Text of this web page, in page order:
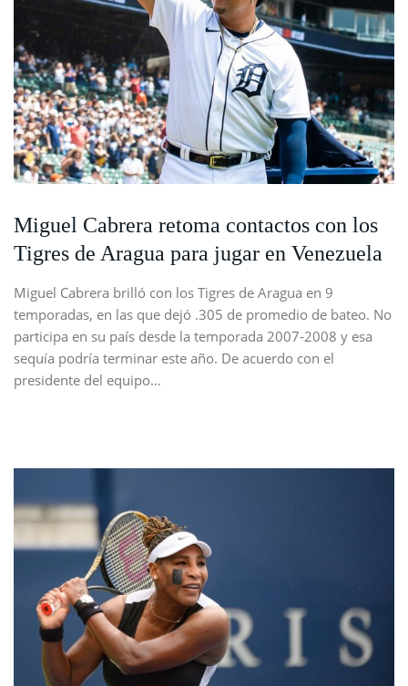
Miguel Cabrera retoma contactos con los
Tigres de Aragua para jugar en Venezuela
Miguel Cabrera brilló con los Tigres de Aragua en 9
temporadas, en las que dejó .305 de promedio de bateo. No
participa en su país desde la temporada 2007-2008 y esa
sequía podría terminar este año. De acuerdo con el
presidente del equipo…